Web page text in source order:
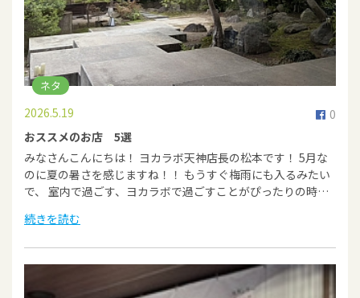
ネタ
0
2026.5.19
おススメのお店 5選
みなさんこんにちは！ ヨカラボ天神店長の松本です！ 5月な
のに夏の暑さを感じますね！！ もうすぐ梅雨にも入るみたい
で、 室内で過ごす、ヨカラボで過ごすことがぴったりの時…
続きを読む